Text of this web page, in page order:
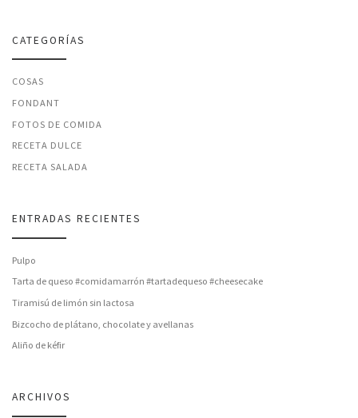
CATEGORÍAS
COSAS
FONDANT
FOTOS DE COMIDA
RECETA DULCE
RECETA SALADA
ENTRADAS RECIENTES
Pulpo
Tarta de queso #comidamarrón #tartadequeso #cheesecake
Tiramisú de limón sin lactosa
Bizcocho de plátano, chocolate y avellanas
Aliño de kéfir
ARCHIVOS